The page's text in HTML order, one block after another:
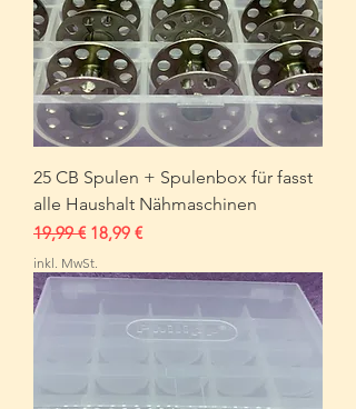
25 CB Spulen + Spulenbox für fasst
alle Haushalt Nähmaschinen
Standardpreis
19,99 € Sale-Preis
18,99 €
inkl. MwSt.